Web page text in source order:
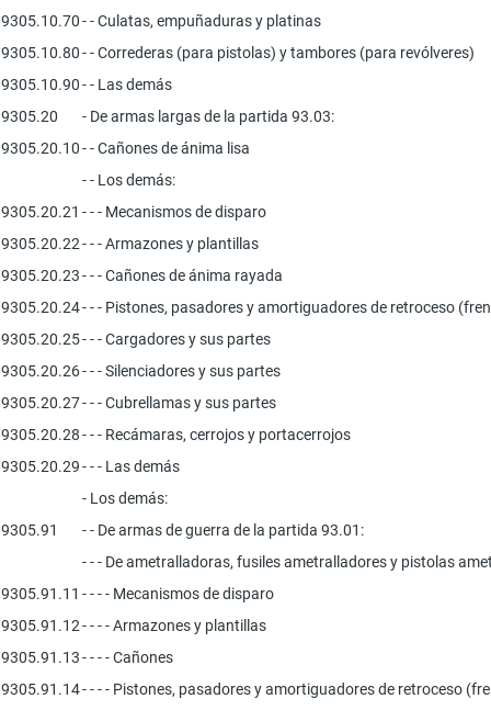
9305.10.70- - Culatas, empuñaduras y platinas
9305.10.80- - Correderas (para pistolas) y tambores (para revólveres)
9305.10.90- - Las demás
9305.20
- De armas largas de la partida 93.03:
9305.20.10- - Cañones de ánima lisa
- - Los demás:
9305.20.21 - - - Mecanismos de disparo
9305.20.22- - - Armazones y plantillas
9305.20.23- - - Cañones de ánima rayada
9305.20.24- - - Pistones, pasadores y amortiguadores de retroceso
9305.20.25- - - Cargadores y sus partes
9305.20.26- - - Silenciadores y sus partes
9305.20.27- - - Cubrellamas y sus partes
9305.20.28- - - Recámaras, cerrojos y portacerrojos
9305.20.29- - - Las demás
- Los demás:
9305.91
- - De armas de guerra de la partida 93.01:
- - - De ametralladoras, fusiles ametralladores y pistolas
9305.91.11 - - - - Mecanismos de disparo
9305.91.12- - - - Armazones y plantillas
9305.91.13- - - - Cañones
9305.91.14- - - - Pistones, pasadores y amortiguadores de retroceso